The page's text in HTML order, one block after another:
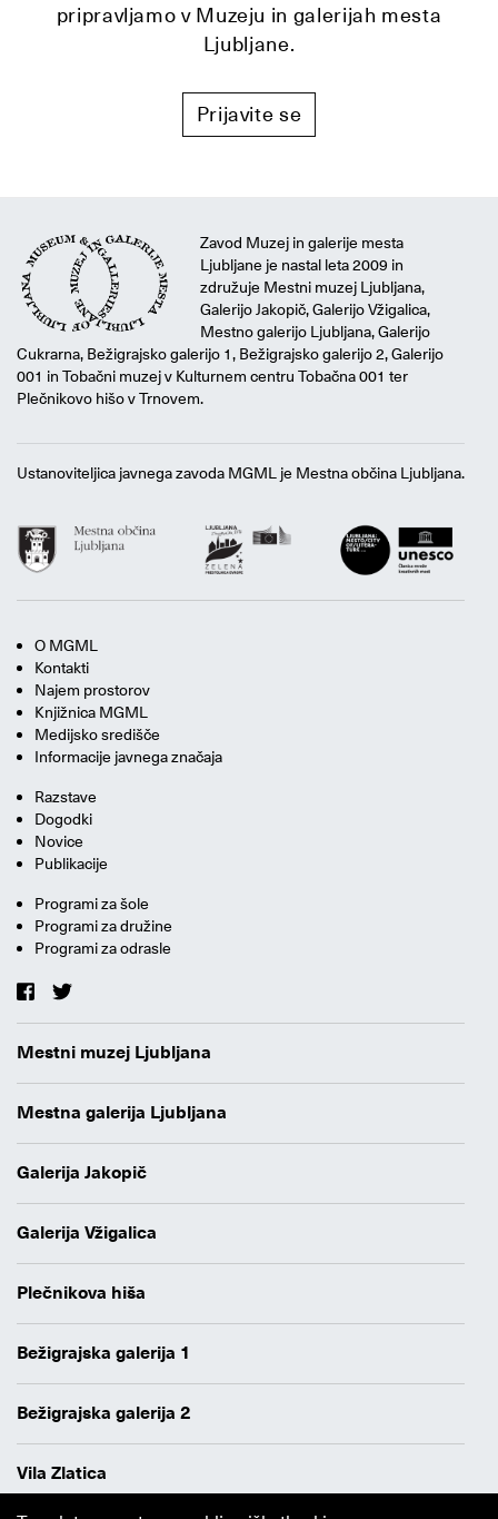
pripravljamo v Muzeju in galerijah mesta
Ljubljane.
Prijavite se
Zavod Muzej in galerije mesta
Ljubljane je nastal leta 2009 in
združuje Mestni muzej Ljubljana,
Galerijo Jakopič, Galerijo Vžigalica,
Mestno galerijo Ljubljana, Galerijo
Cukrarna, Bežigrajsko galerijo 1, Bežigrajsko galerijo 2, Galerijo
001 in Tobačni muzej v Kulturnem centru Tobačna 001 ter
Plečnikovo hišo v Trnovem.
Ustanoviteljica javnega zavoda MGML je Mestna občina Ljubljana.
O MGML
Kontakti
Najem prostorov
Knjižnica MGML
Medijsko središče
Informacije javnega značaja
Razstave
Dogodki
Novice
Publikacije
Programi za šole
Programi za družine
Programi za odrasle
Mestni muzej Ljubljana
Mestna galerija Ljubljana
Galerija Jakopič
Galerija Vžigalica
Plečnikova hiša
Bežigrajska galerija 1
Bežigrajska galerija 2
Vila Zlatica